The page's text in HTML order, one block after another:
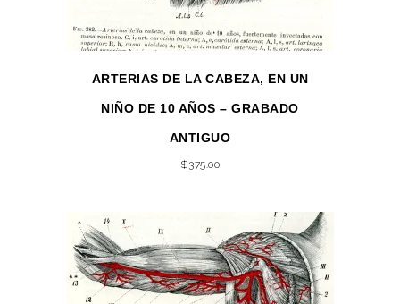
ARTERIAS DE LA CABEZA, EN UN
NIÑO DE 10 AÑOS – GRABADO
ANTIGUO
$375.00